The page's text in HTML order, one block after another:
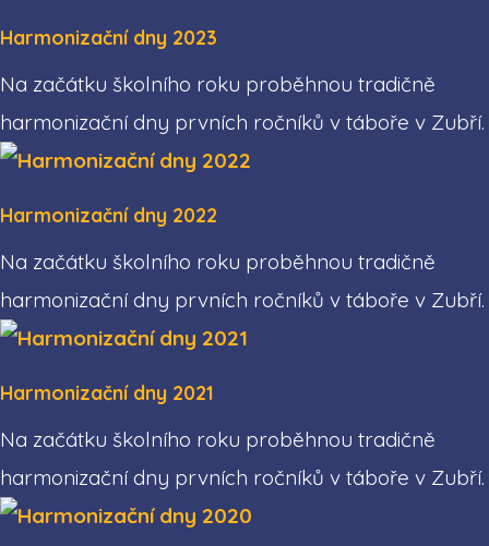
Harmonizační dny 2023
Na začátku školního roku proběhnou tradičně
harmonizační dny prvních ročníků v táboře v Zubří.
Harmonizační dny 2022
Na začátku školního roku proběhnou tradičně
harmonizační dny prvních ročníků v táboře v Zubří.
Harmonizační dny 2021
Na začátku školního roku proběhnou tradičně
harmonizační dny prvních ročníků v táboře v Zubří.